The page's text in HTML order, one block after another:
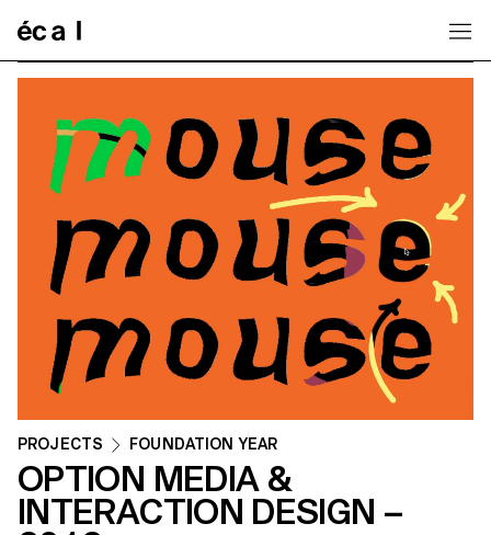
PROJECTS FOUNDATION YEAR
OPTION MEDIA &
INTERACTION DESIGN –